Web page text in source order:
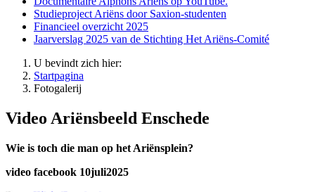
Studieproject Ariëns door Saxion-studenten
Financieel overzicht 2025
Jaarverslag 2025 van de Stichting Het Ariëns-Comité
U bevindt zich hier:
Startpagina
Fotogalerij
Video Ariënsbeeld Enschede
Wie is toch die man op het Ariënsplein?
video facebook 10juli2025